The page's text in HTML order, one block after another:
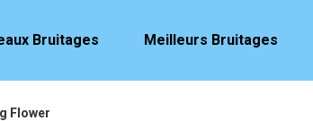
Bruitages Meilleurs Bruitages
Flower